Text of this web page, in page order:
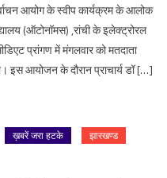
आयोग के स्वीप कार्यक्रम के आलोक
(ऑटोनॉमस) ,रांची के इलेक्ट्रोरल
प्रांगण में मंगलवार को मतदाता
इस आयोजन के दौरान प्राचार्य डॉ […]
ख़बरें जरा हटके झारखण्ड